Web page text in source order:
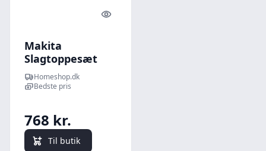
Quick look
Makita
Slagtoppesæt
3/8" 14 Dele - B-
55550
Homeshop.dk
Bedste pris
768 kr.
Til butik